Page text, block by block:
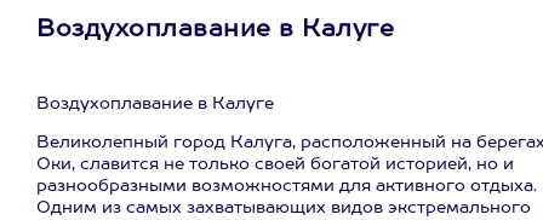
Воздухоплавание в Калуге
Воздухоплавание в Калуге
Великолепный город Калуга, расположенный на
Оки, славится не только своей богатой историей, но и
разнообразными возможностями для активного отдыха.
Одним из самых захватывающих видов экстремального